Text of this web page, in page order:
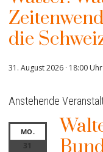
die
31. August 2026 · 18:00 Uhr
Anstehende
MO.
31